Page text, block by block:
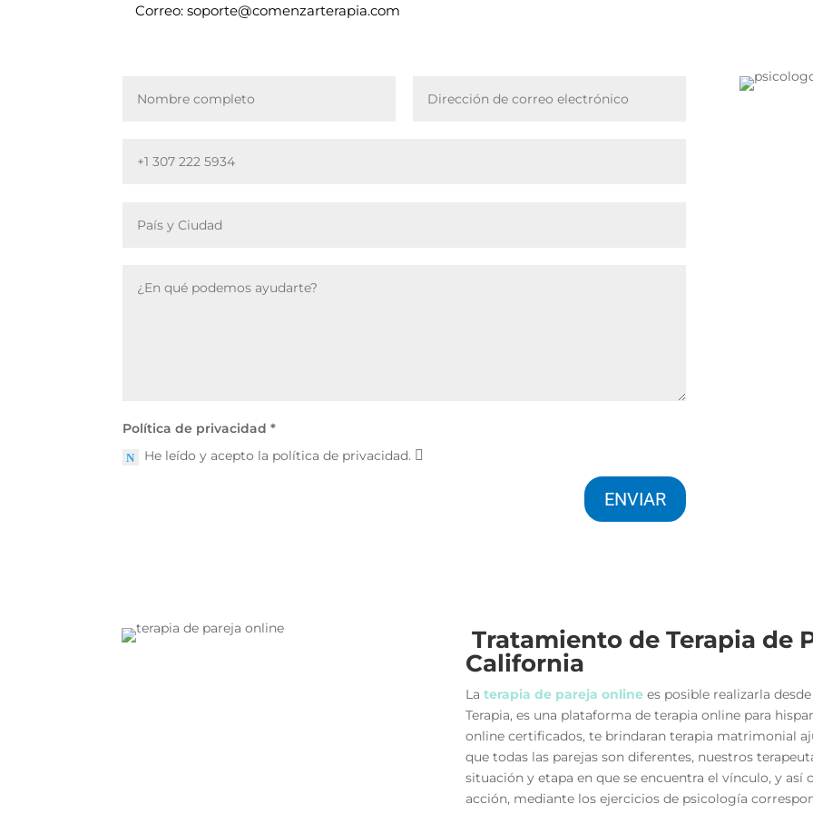
Correo: soporte@comenzarterapia.com
Política de privacidad *
He leído y acepto la política de privacidad.
ENVIAR
Tratamiento de Terapia de
California
La terapia de pareja onlinees posible realizarla
Terapia, es una plataforma de terapia online para
online certificados, te brindaran terapia matrimonial
que todas las parejas son diferentes, nuestros
situación y etapa en que se encuentra el vínculo, y así
acción, mediante los ejercicios de psicología